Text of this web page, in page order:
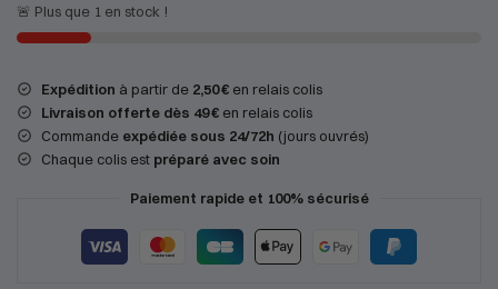
🚨 Plus que 1 en stock !
Expédition à partir de 2,50 € en relais colis
Livraison offerte dès 49 € en relais colis
Commande expédiée sous 24/72h (jours ouvrés)
Chaque colis est préparé avec soin
Paiement rapide et 100% sécurisé